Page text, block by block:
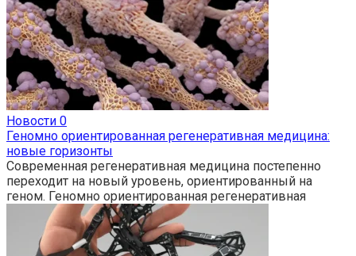
Новости 0
Геномно ориентированная регенеративная медицина:
новые горизонты
Современная регенеративная медицина постепенно
переходит на новый уровень, ориентированный на
геном. Геномно ориентированная регенеративная